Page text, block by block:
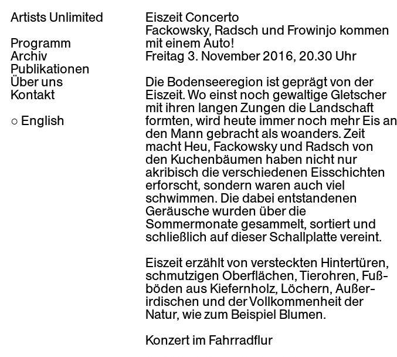
Artists Unlimited
Programm
Archiv
Publikationen
Über uns
Kontakt
○ English
Eiszeit Concerto
Fackowsky, Radsch und Frowinjo kommen
mit einem Auto!
Freitag 3. November 2016, 20.30 Uhr
Die Bodenseeregion ist geprägt von der
Eiszeit. Wo einst noch gewaltige Gletscher
mit ihren langen Zungen die Landschaft
formten, wird heute immer noch mehr Eis an
den Mann gebracht als woanders. Zeit
macht Heu, Fackowsky und Radsch von
den Kuchenbäumen haben nicht nur
akribisch die verschiedenen Eisschichten
erforscht, sondern waren auch viel
schwimmen. Die dabei entstandenen
Geräusche wurden über die
Sommermonate gesammelt, sortiert und
schließlich auf dieser Schallplatte vereint.
Eiszeit erzählt von versteckten Hintertüren,
schmutzigen Oberflächen, Tierohren, Fuß­
böden aus Kiefernholz, Löchern, Außer­
irdischen und der Vollkommenheit der
Natur, wie zum Beispiel Blumen.
Konzert im Fahrradflur